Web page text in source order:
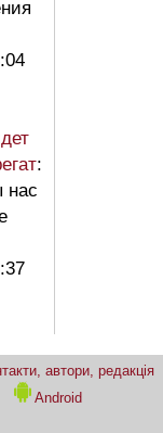
:
нас
автори, редакція
Android